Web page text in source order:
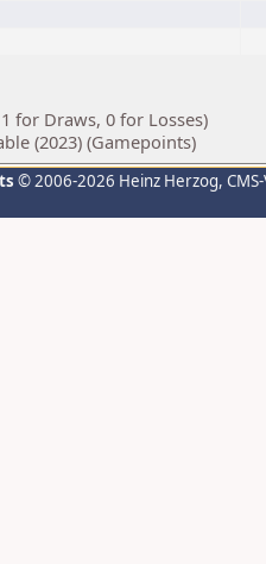
for Draws, 0 for Losses)
(2023) (Gamepoints)
© 2006-2026 Heinz Herzog,